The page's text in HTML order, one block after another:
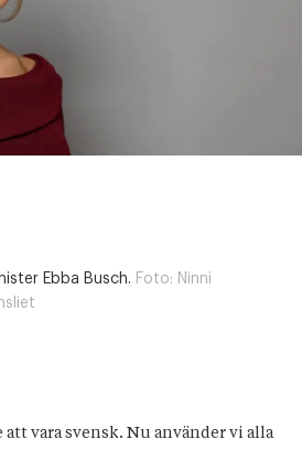
Ebba Busch. Foto: Ninni
vara svensk. Nu använder vi alla